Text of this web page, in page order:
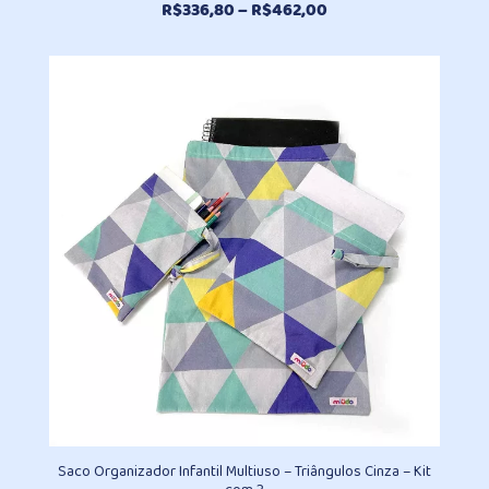
R$336,80–R$462,00Faixa
preço:
R$462,00
Saco Organizador Infantil Multiuso – Triângulos Cinza – Kit